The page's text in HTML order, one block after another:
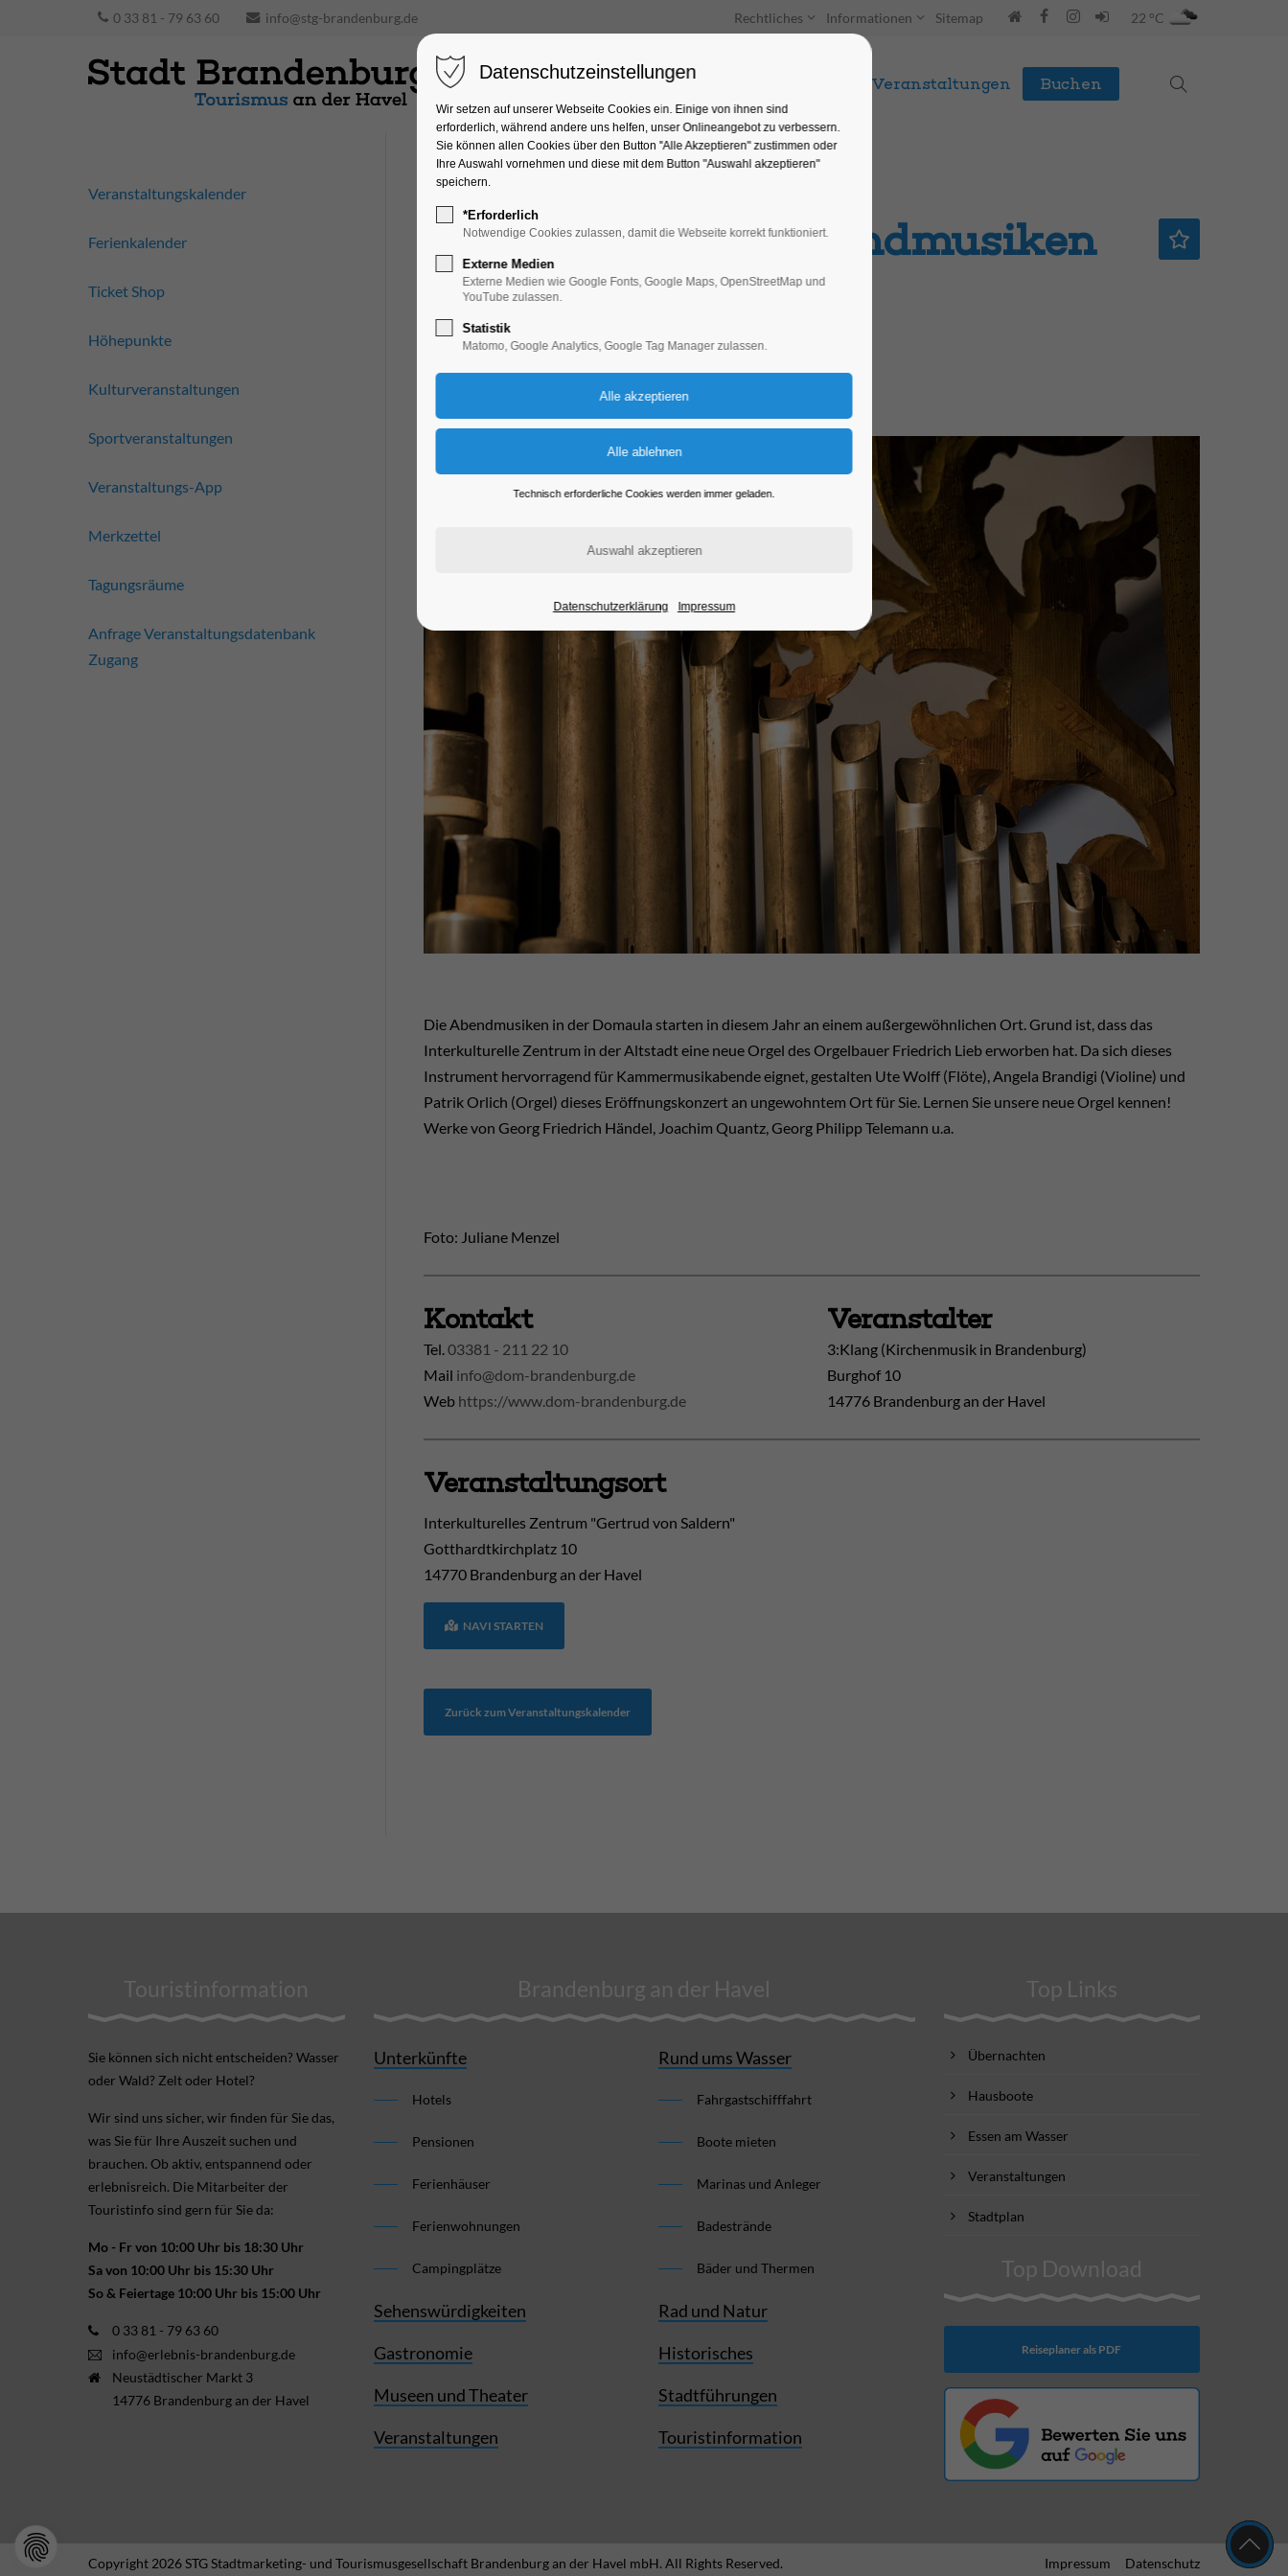
0 33 81 - 79 63 60 info@stg-brandenburg.de Rechtliches Informationen Sitemap 22 °C
Unterkünfte Entdecken & Erleben Veranstaltungen Buchen
Brandenburger Abendmusiken
Konzert, Musik
11.01.2026, 17:00–18:00
Die Abendmusiken in der Domaula starten in diesem Jahr an einem außergewöhnlichen Ort. Grund ist, dass das
Interkulturelle Zentrum in der Altstadt eine neue Orgel des Orgelbauer Friedrich Lieb erworben hat. Da sich dieses
Instrument hervorragend für Kammermusikabende eignet, gestalten Ute Wolff (Flöte), Angela Brandigi (Violine) und
Patrik Orlich (Orgel) dieses Eröffnungskonzert an ungewohntem Ort für Sie. Lernen Sie unsere neue Orgel kennen!
Werke von Georg Friedrich Händel, Joachim Quantz, Georg Philipp Telemann u.a.
Foto: Juliane Menzel
Kontakt
Tel. 03381 - 211 22 10
Mail info@dom-brandenburg.de
Web https://www.dom-brandenburg.de
Veranstalter
3:Klang (Kirchenmusik in Brandenburg)
Burghof 10
14776 Brandenburg an der Havel
Veranstaltungsort
Interkulturelles Zentrum "Gertrud von Saldern"
Gotthardtkirchplatz 10
14770 Brandenburg an der Havel
NAVI STARTEN
Zurück zum Veranstaltungskalender
Veranstaltungskalender
Ferienkalender
Ticket Shop
Höhepunkte
Kulturveranstaltungen
Sportveranstaltungen
Veranstaltungs-App
Merkzettel
Tagungsräume
Anfrage Veranstaltungsdatenbank
Zugang
Touristinformation
Sie können sich nicht ent­scheiden? Wasser
oder Wald? Zelt oder Hotel?
Wir sind uns sicher, wir finden für Sie das,
was Sie für Ihre Aus­zeit suchen und
brauchen. Ob aktiv, ent­spannend oder
erlebnis­reich. Die Mitarbeiter der
Touristinfo sind gern für Sie da:
Mo - Fr von 10:00 Uhr bis 18:30 Uhr
Sa von 10:00 Uhr bis 15:30 Uhr
So & Feiertage 10:00 Uhr bis 15:00 Uhr
0 33 81 - 79 63 60
info@erlebnis-brandenburg.de
Neustädtischer Markt 3
14776 Brandenburg an der Havel
Brandenburg an der Havel
Unterkünfte
Hotels
Pensionen
Ferienhäuser
Ferienwohnungen
Campingplätze
Sehenswürdigkeiten
Gastronomie
Museen und Theater
Veranstaltungen
Rund ums Wasser
Fahrgastschifffahrt
Boote mieten
Marinas und Anleger
Badestrände
Bäder und Thermen
Rad und Natur
Historisches
Stadtführungen
Touristinformation
Top Links
Übernachten
Hausboote
Essen am Wasser
Veranstaltungen
Stadtplan
Top Download
Reiseplaner als PDF
Copyright 2026 STG Stadtmarketing- und Tourismusgesellschaft Brandenburg an der Havel mbH. All Rights Reserved. Impressum Datenschutz
Datenschutzeinstellungen
Wir setzen auf unserer Webseite Cookies ein. Einige von ihnen sind
erforderlich, während andere uns helfen, unser Onlineangebot zu verbessern.
Sie können allen Cookies über den Button "Alle Akzeptieren" zustimmen oder
Ihre Auswahl vornehmen und diese mit dem Button "Auswahl akzeptieren"
speichern.
*Erforderlich
Notwendige Cookies zulassen, damit die Webseite korrekt funktioniert.
Externe Medien
Externe Medien wie Google Fonts, Google Maps, OpenStreetMap und
YouTube zulassen.
Statistik
Matomo, Google Analytics, Google Tag Manager zulassen.
Technisch erforderliche Cookies werden immer geladen.
Datenschutzerklärung Impressum